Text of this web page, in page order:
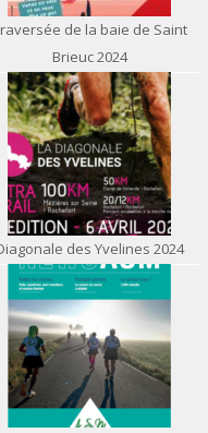
de la baie de Saint
Brieuc 2024
des Yvelines 2024